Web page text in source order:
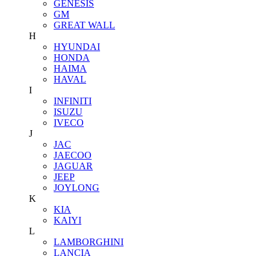
GENESIS
GM
GREAT WALL
H
HYUNDAI
HONDA
HAIMA
HAVAL
I
INFINITI
ISUZU
IVECO
J
JAC
JAECOO
JAGUAR
JEEP
JOYLONG
K
KIA
KAIYI
L
LAMBORGHINI
LANCIA